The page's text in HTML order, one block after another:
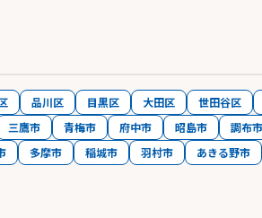
品川区 目黒区 大田区 世田谷区
三鷹市 青梅市 府中市 昭島市 調布市
多摩市 稲城市 羽村市 あきる野市